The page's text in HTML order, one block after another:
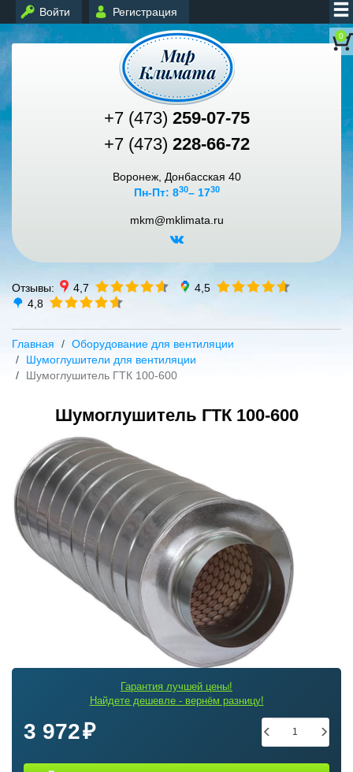
Войти Регистрация
0
+7 (473) 259-07-75
+7 (473) 228-66-72
Воронеж, Донбасская 40
Пн-Пт: 830– 1730
mkm@mklimata.ru
Отзывы: 4,7
4,5
4,8
Главная
Оборудование для вентиляции
Шумоглушители для вентиляции
Шумоглушитель ГТК 100-600
Шумоглушитель ГТК 100-600
Гарантия лучшей цены!
Найдете дешевле - вернём разницу!
3 972